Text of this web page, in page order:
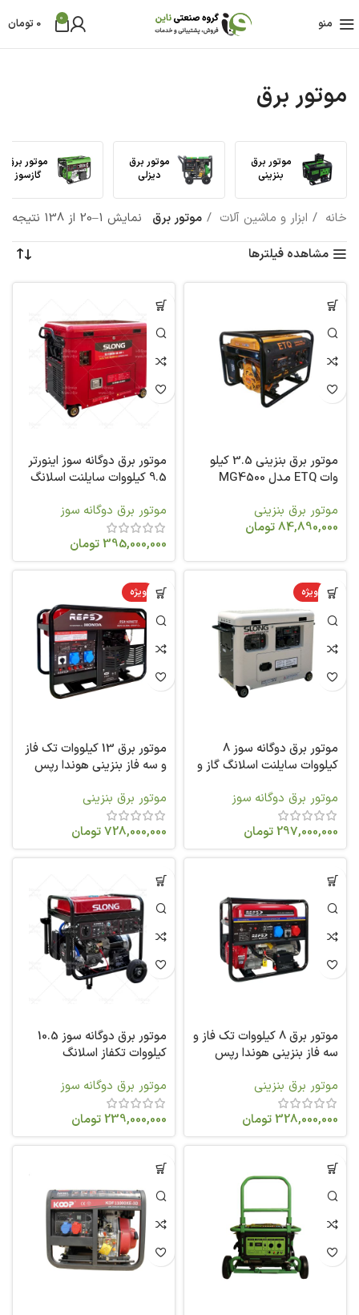
منو 0
0 تومان
موتور برق
موتور برق
بنزینی
موتور برق
دیزلی
موتور برق
گازسوز
خانه ابزار و ماشین آلات موتور برق
نمایش 1–20 از 138 نتیجه
مشاهده فیلترها
موتور برق بنزینی 3.5 کیلو
وات ETQ مدل MG4500
موتور برق بنزینی
84,890,000تومان
موتور برق دوگانه سوز اینورتر
9.5 کیلووات سایلنت اسلانگ
DF
موتور برق دوگانه سوز
395,000,000تومان
ویژه
موتور برق دوگانه سوز 8
کیلووات سایلنت اسلانگ گاز و
موتور برق دوگانه سوز
297,000,000تومان
ویژه
موتور برق 13 کیلووات تک فاز
و سه فاز بنزینی هوندا رپس
موتور برق بنزینی
728,000,000تومان
موتور برق 8 کیلووات تک فاز و
سه فاز بنزینی هوندا رپس
موتور برق بنزینی
328,000,000تومان
موتور برق دوگانه سوز 10.5
کیلووات تکفاز اسلانگ
موتور برق دوگانه سوز
239,000,000تومان